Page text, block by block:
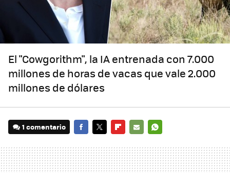
El "Cowgorithm", la IA entrenada con 7.000
millones de horas de vacas que vale 2.000
millones de dólares
1 comentario
MAIL